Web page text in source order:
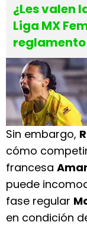
¿Les valen
Liga MX
reglamento
Sin embargo,
cómo
francesa
puede
fase regular
en condición